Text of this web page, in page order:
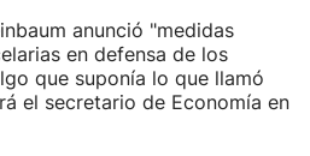
anunció "medidas
en defensa de los
que suponía lo que llamó
el secretario de Economía en